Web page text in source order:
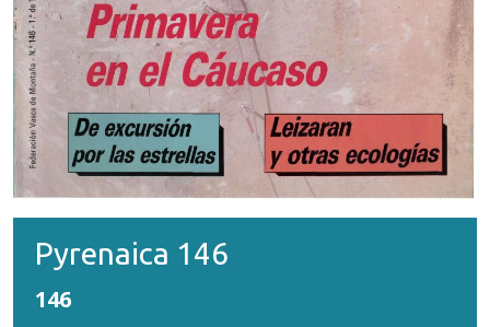
Pyrenaica 146
146